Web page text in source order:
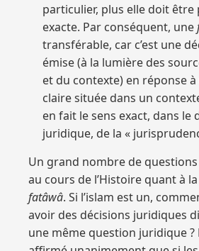
particulier, plus elle doit être
exacte. Par conséquent, une
transférable, car c’est une
émise (à la lumière des
et du contexte) en réponse
claire située dans un
en fait le sens exact, dans le
juridique, de la «
Un grand nombre de
au cours de l’Histoire quant à
fatâwâ. Si l’islam est un,
avoir des décisions juridiques
une même question juridique ?